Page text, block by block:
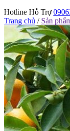
Hotline Hỗ Trợ
Trang chủ / Sản